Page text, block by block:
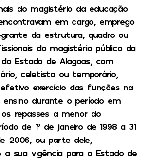
do magistério da educação
em cargo, emprego
da estrutura, quadro ou
do magistério público da
Estado de Alagoas, com
celetista ou temporário,
exercício das funções na
ensino durante o período em
repasses a menor do
de 1º de janeiro de 1998 a 31
2006, ou parte dele,
a sua vigência para o Estado de